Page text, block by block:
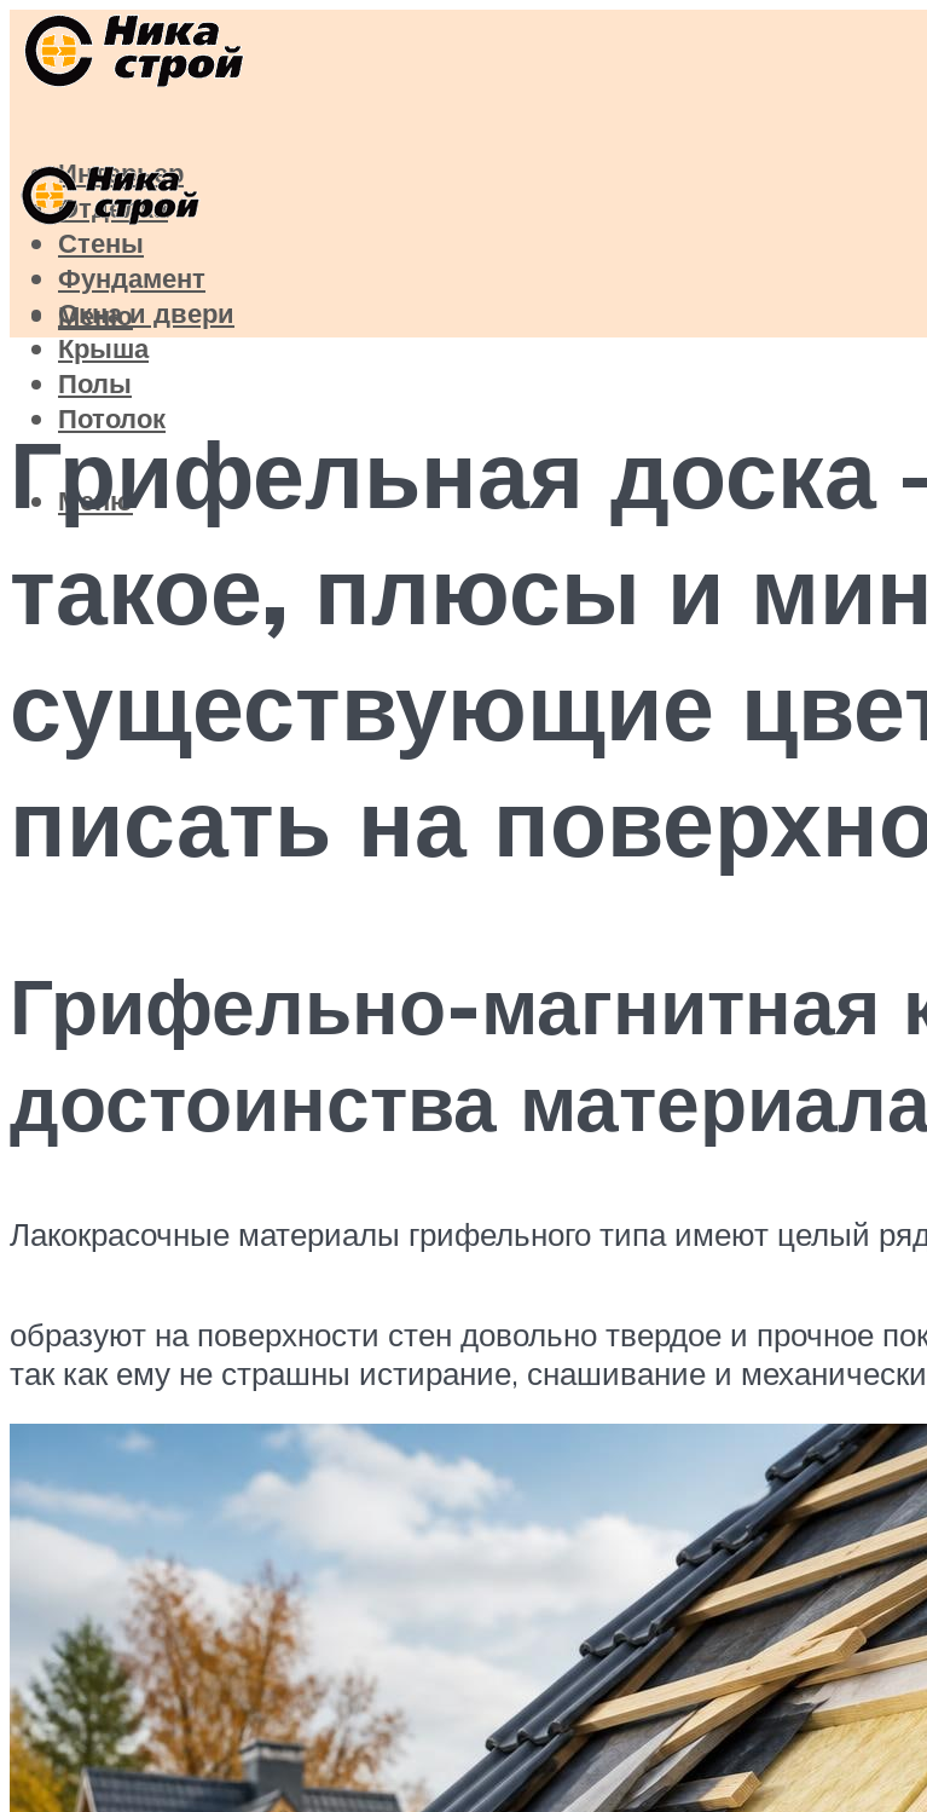
Интерьер
Отделка
Стены
Фундамент
Окна и двери
Крыша
Полы
Потолок
Меню
Меню
Грифельная доска
такое, плюсы и
существующие
писать на
Грифельно-магнитная
достоинства
Лакокрасочные материалы грифельного типа имеют целый
образуют на поверхности стен довольно твердое и прочное
так как ему не страшны истирание, снашивание и